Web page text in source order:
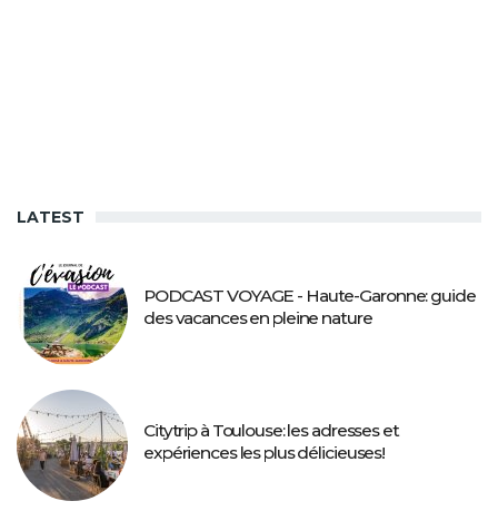
LATEST
PODCAST VOYAGE - Haute-Garonne: guide
des vacances en pleine nature
Citytrip à Toulouse: les adresses et
expériences les plus délicieuses!